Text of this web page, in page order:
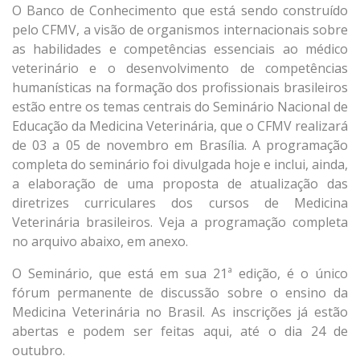
O Banco de Conhecimento que está sendo construído
pelo CFMV, a visão de organismos internacionais sobre
as habilidades e competências essenciais ao médico
veterinário e o desenvolvimento de competências
humanísticas na formação dos profissionais brasileiros
estão entre os temas centrais do Seminário Nacional de
Educação da Medicina Veterinária, que o CFMV realizará
de 03 a 05 de novembro em Brasília. A programação
completa do seminário foi divulgada hoje e inclui, ainda,
a elaboração de uma proposta de atualização das
diretrizes curriculares dos cursos de Medicina
Veterinária brasileiros. Veja a programação completa
no arquivo abaixo, em anexo.
O Seminário, que está em sua 21ª edição, é o único
fórum permanente de discussão sobre o ensino da
Medicina Veterinária no Brasil. As inscrições já estão
abertas e podem ser feitas aqui, até o dia 24 de
outubro.